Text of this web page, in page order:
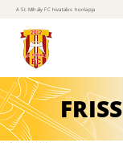
A St. Mihály FC hivatalos honlapja
FRISS